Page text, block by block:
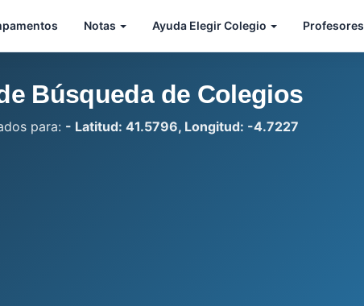
Notas Ayuda Elegir Colegio Profesores
Búsqueda de Colegios
para: - Latitud: 41.5796, Longitud: -4.7227